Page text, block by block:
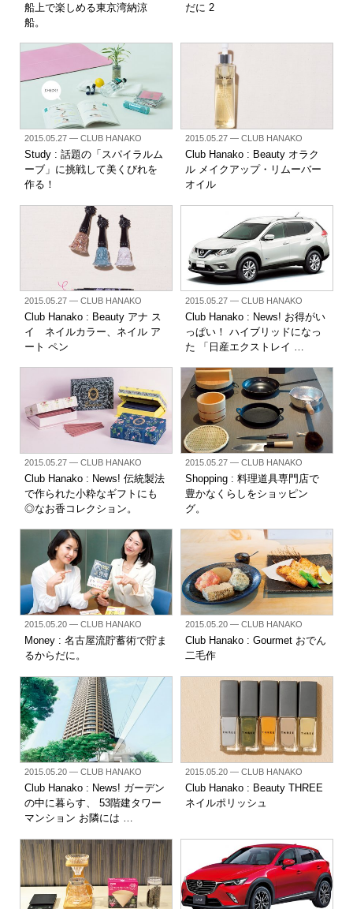
船上で楽しめる東京湾納涼
船。
だに 2
2015.05.27— CLUB HANAKO
Study : 話題の「スパイラルム
ーブ」に挑戦して美くびれを
作る！
2015.05.27— CLUB HANAKO
Club Hanako : Beauty オラク
ル メイクアップ・リムーバー
オイル
2015.05.27— CLUB HANAKO
Club Hanako : Beauty アナ ス
イ ネイルカラー、ネイル ア
ート ペン
2015.05.27— CLUB HANAKO
Club Hanako : News! お得がい
っぱい！ ハイブリッドになっ
た 「日産エクストレイ …
2015.05.27— CLUB HANAKO
Club Hanako : News! 伝統製法
で作られた小粋なギフトにも
◎なお香コレクション。
2015.05.27— CLUB HANAKO
Shopping : 料理道具専門店で
豊かなくらしをショッピン
グ。
2015.05.20— CLUB HANAKO
Money : 名古屋流貯蓄術で貯ま
るからだに。
2015.05.20— CLUB HANAKO
Club Hanako : Gourmet おでん
二毛作
2015.05.20— CLUB HANAKO
Club Hanako : News! ガーデン
の中に暮らす、 53階建タワー
マンション お隣には …
2015.05.20— CLUB HANAKO
Club Hanako : Beauty THREE
ネイルポリッシュ